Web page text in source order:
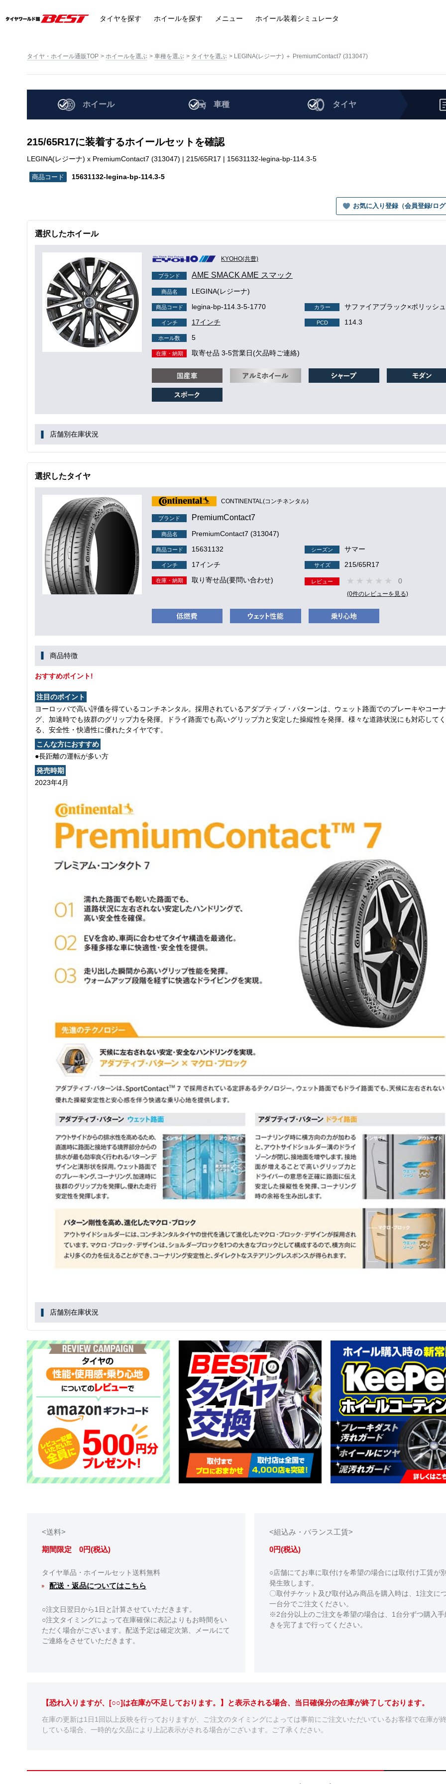
タイヤを探す ホイールを探す メニュー ホイール装着シミュレータ
タイヤ・ホイール通販TOP ホイールを選ぶ 車種を選ぶ タイヤを選ぶ LEGINA(レジーナ) ＋ PremiumContact7 (313047)
ホイール 車種 タイヤ
215/65R17に装着するホイールセットを確認
LEGINA(レジーナ) x PremiumContact7 (313047) | 215/65R17 | 15631132-legina-bp-114.3-5
15631132-legina-bp-114.3-5
お気に入り登録（会員登録/ロ
選択したホイール
KYOHO(共豊)
ブランド AME SMACK AME スマック
商品名 LEGINA(レジーナ)
商品コード legina-bp-114.3-5-1770 カラー サファイアブラック×ポリッシュ
インチ 17インチ PCD 114.3
ホール数 5
在庫・納期 取寄せ品 3-5営業日(欠品時ご連絡)
店舗別在庫状況
選択したタイヤ
CONTINENTAL(コンチネンタル)
ブランド PremiumContact7
商品名 PremiumContact7 (313047)
商品コード 15631132 シーズン サマー
インチ 17インチ サイズ 215/65R17
在庫・納期 取り寄せ品(要問い合わせ) レビュー 0
(0件のレビューを見る)
商品特徴
おすすめポイント!
注目のポイント
ヨーロッパで高い評価を得ているコンチネンタル。採用されているアダプティブ・パターンは、ウェット路面でのブレーキやコー
グ、加速時でも抜群のグリップ力を発揮。ドライ路面でも高いグリップ力と安定した操縦性を発揮。様々な道路状況にも対応して
る、安全性・快適性に優れたタイヤです。
こんな方におすすめ
●長距離の運転が多い方
発売時期
2023年4月
店舗別在庫状況
<送料>
期間限定 0円(税込)
タイヤ単品・ホイールセット送料無料
配送・返品についてはこちら
○注文日翌日から1日と計算させていただきます。
○注文タイミングによって在庫確保に表記よりもお時間をい
ただく場合がございます。配送予定は確定次第、メールにて
ご連絡をさせていただきます。
<組込み・バランス工賃>
0円(税込)
○店舗にてお車に取付けを希望の場合には取付け工賃が
発生致します。
〇取付チケット及び取付込み商品を購入時は、1注文に
一台分でご注文ください。
※2台分以上のご注文を希望の場合は、1台分ずつ購入手
きを完了まで行ってください。
【恐れ入りますが、[○○]は在庫が不足しております。】と表示される場合、当日確保分の在庫が終了しております。
在庫の更新は1日1回以上反映を行っておりますが、ご注文のタイミングによっては事前にご注文いただいているお客様で在庫が
している場合、一時的な欠品により上記表示がされる場合がございます。ご了承ください。